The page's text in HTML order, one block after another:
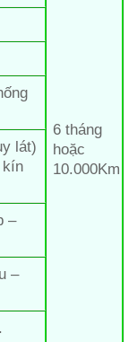
6 tháng
hoặc
10.000Km
lát)
kín
–
–